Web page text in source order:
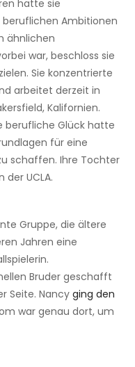
hatte sie
Ambitionen
ähnlichen
war, beschloss sie
Sie konzentrierte
arbeitet derzeit in
Kalifornien.
berufliche Glück hatte
für eine
schaffen. Ihre Tochter
UCLA.
Gruppe, die ältere
Jahren eine
Bruder geschafft
Seite. Nancy ging den
war genau dort, um